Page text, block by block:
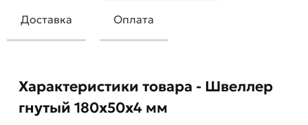
Доставка Оплата
Характеристики товара - Швеллер
гнутый 180х50х4 мм